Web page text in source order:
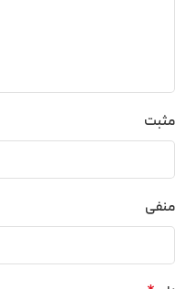
مثبت
منفی